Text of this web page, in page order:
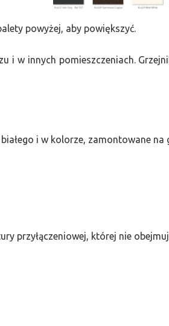
powyżej, aby powiększyć.
i w innych pomieszczeniach.
i w kolorze, zamontowane na
przyłączeniowej, której nie